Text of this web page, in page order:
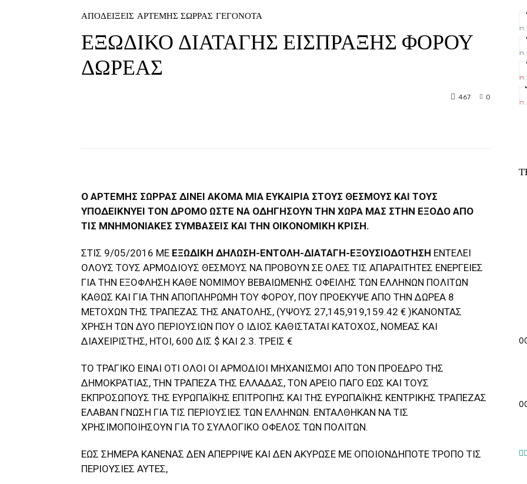
ΑΠΟΔΕΙΞΕΙΣ ΑΡΤΕΜΗΣ ΣΩΡΡΑΣ ΓΕΓΟΝΟΤΑ
ΕΞΩΔΙΚΟ ΔΙΑΤΑΓΗΣ ΕΙΣΠΡΑΞΗΣ ΦΟΡΟΥ
ΔΩΡΕΑΣ
0
467
Ο ΑΡΤΕΜΗΣ ΣΩΡΡΑΣ ΔΙΝΕΙ ΑΚΟΜΑ ΜΙΑ ΕΥΚΑΙΡΙΑ ΣΤΟΥΣ ΘΕΣΜΟΥΣ ΚΑΙ ΤΟΥΣ
ΥΠΟΔΕΙΚΝΥΕΙ ΤΟΝ ΔΡΟΜΟ ΩΣΤΕ ΝΑ ΟΔΗΓΗΣΟΥΝ ΤΗΝ ΧΩΡΑ ΜΑΣ ΣΤΗΝ ΕΞΟΔΟ ΑΠΟ
ΤΙΣ ΜΝΗΜΟΝΙΑΚΕΣ ΣΥΜΒΑΣΕΙΣ ΚΑΙ ΤΗΝ ΟΙΚΟΝΟΜΙΚΗ ΚΡΙΣΗ.
ΣΤΙΣ 9/05/2016 ΜΕ ΕΞΩΔΙΚΗ ΔΗΛΩΣΗ-ΕΝΤΟΛΗ-ΔΙΑΤΑΓΗ-ΕΞΟΥΣΙΟΔΟΤΗΣΗ ΕΝΤΕΛΕΙ
ΟΛΟΥΣ ΤΟΥΣ ΑΡΜΟΔΙΟΥΣ ΘΕΣΜΟΥΣ ΝΑ ΠΡΟΒΟΥΝ ΣΕ ΟΛΕΣ ΤΙΣ ΑΠΑΡΑΙΤΗΤΕΣ ΕΝΕΡΓΕΙΕΣ
ΓΙΑ ΤΗΝ ΕΞΟΦΛΗΣΗ ΚΑΘΕ ΝΟΜΙΜΟΥ ΒΕΒΑΙΩΜΕΝΗΣ ΟΦΕΙΛΗΣ ΤΩΝ ΕΛΛΗΝΩΝ ΠΟΛΙΤΩΝ
ΚΑΘΩΣ ΚΑΙ ΓΙΑ ΤΗΝ ΑΠΟΠΛΗΡΩΜΗ ΤΟΥ ΦΟΡΟΥ, ΠΟΥ ΠΡΟΕΚΥΨΕ ΑΠΟ ΤΗΝ ΔΩΡΕΑ 8
ΜΕΤΟΧΩΝ ΤΗΣ ΤΡΑΠΕΖΑΣ ΤΗΣ ΑΝΑΤΟΛΗΣ, (ΥΨΟΥΣ 27,145,919,159.42 € )ΚΑΝΟΝΤΑΣ
ΧΡΗΣΗ ΤΩΝ ΔΥΟ ΠΕΡΙΟΥΣΙΩΝ ΠΟΥ Ο ΙΔΙΟΣ ΚΑΘΙΣΤΑΤΑΙ ΚΑΤΟΧΟΣ, ΝΟΜΕΑΣ ΚΑΙ
ΔΙΑΧΕΙΡΙΣΤΗΣ, ΗΤΟΙ, 600 ΔΙΣ $ ΚΑΙ 2.3. ΤΡΕΙΣ €
ΤΟ ΤΡΑΓΙΚΟ ΕΙΝΑΙ ΟΤΙ ΟΛΟΙ ΟΙ ΑΡΜΟΔΙΟΙ ΜΗΧΑΝΙΣΜΟΙ ΑΠΟ ΤΟΝ ΠΡΟΕΔΡΟ ΤΗΣ
ΔΗΜΟΚΡΑΤΙΑΣ, ΤΗΝ ΤΡΑΠΕΖΑ ΤΗΣ ΕΛΛΑΔΑΣ, ΤΟΝ ΑΡΕΙΟ ΠΑΓΟ ΕΩΣ ΚΑΙ ΤΟΥΣ
ΕΚΠΡΟΣΩΠΟΥΣ ΤΗΣ ΕΥΡΩΠΑΪΚΗΣ ΕΠΙΤΡΟΠΗΣ ΚΑΙ ΤΗΣ ΕΥΡΩΠΑΪΚΗΣ ΚΕΝΤΡΙΚΗΣ ΤΡΑΠΕΖΑΣ
ΕΛΑΒΑΝ ΓΝΩΣΗ ΓΙΑ ΤΙΣ ΠΕΡΙΟΥΣΙΕΣ ΤΩΝ ΕΛΛΗΝΩΝ. ΕΝΤΑΛΘΗΚΑΝ ΝΑ ΤΙΣ
ΧΡΗΣΙΜΟΠΟΙΗΣΟΥΝ ΓΙΑ ΤΟ ΣΥΛΛΟΓΙΚΟ ΟΦΕΛΟΣ ΤΩΝ ΠΟΛΙΤΩΝ.
ΕΩΣ ΣΗΜΕΡΑ ΚΑΝΕΝΑΣ ΔΕΝ ΑΠΕΡΡΙΨΕ ΚΑΙ ΔΕΝ ΑΚΥΡΩΣΕ ΜΕ ΟΠΟΙΟΝΔΗΠΟΤΕ ΤΡΟΠΟ ΤΙΣ
ΠΕΡΙΟΥΣΙΕΣ ΑΥΤΕΣ,